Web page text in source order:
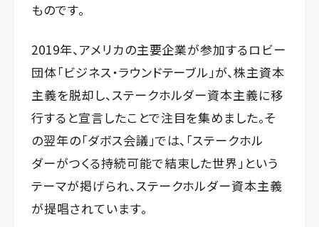
ものです。
2019年、アメリカの主要企業が参加するロビー
団体「ビジネス・ラウンドテーブル」が、株主資本
主義を脱却し、ステークホルダー資本主義に移
行すると宣言したことで注目を集めました。そ
の翌年の「ダボス会議」では、「ステークホル
ダーがつくる持続可能で結束した世界」という
テーマが掲げられ、ステークホルダー資本主義
が提唱されています。